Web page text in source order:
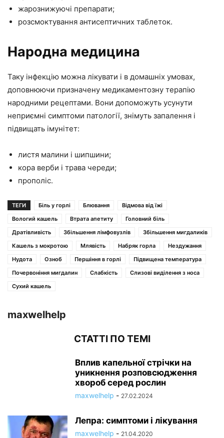
жарознижуючі препарати;
розсмоктування антисептичних таблеток.
Народна медицина
Таку інфекцію можна лікувати і в домашніх умовах,
доповнюючи призначену медикаментозну терапію
народними рецептами. Вони допоможуть усунути
неприємні симптоми патології, знімуть запалення і
підвищать імунітет:
листя малини і шипшини;
кора верби і трава череди;
прополіс.
ТЕГИ Біль у горлі Блювання
Відмова від їжі
Вологий кашель
Втрата апетиту
Головний біль
Дратівливість
Збільшення лімфовузлів
Збільшення мигдаликів
Кашель з мокротою
Млявість Набряк горла
Нездужання
Нудота
Озноб Першіння в горлі
Підвищена температура
Почервоніння мигдалин
Слабкість
Слизові виділення з носа
Сухий кашель
maxwelhelp
СТАТТІ ПО ТЕМІ
Вплив капельної стрічки на
уникнення розповсюдження
хвороб серед рослин
maxwelhelp - 27.02.2024
Лепра: симптоми і лікування
maxwelhelp - 21.04.2020